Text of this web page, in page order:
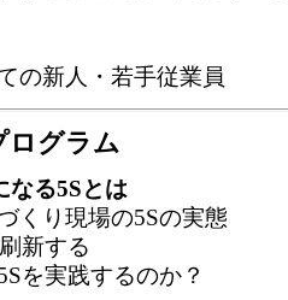
の新人・若手従業員
ログラム
なる5Sとは
くり現場の5Sの実態
新する
を実践するのか？